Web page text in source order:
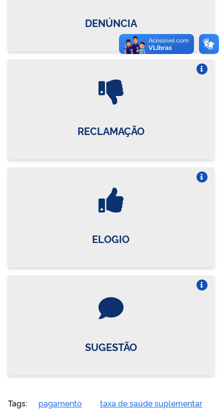
DENÚNCIA
RECLAMAÇÃO
ELOGIO
SUGESTÃO
Tags: pagamento
taxa de saúde suplementar